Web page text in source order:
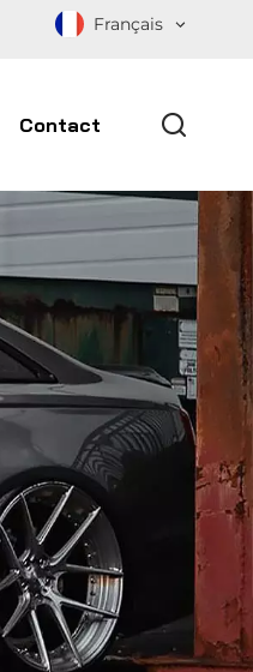
Français
Contact